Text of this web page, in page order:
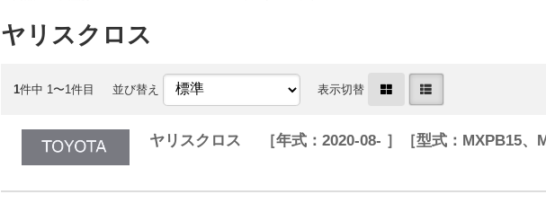
ヤリスクロス
1件中 1〜1件目 並び替え 表示切替
ヤリスクロス ［年式：2020-08- ］［型式：MXPB15、